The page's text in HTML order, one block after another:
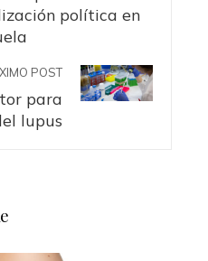
política en
POST
para
lupus